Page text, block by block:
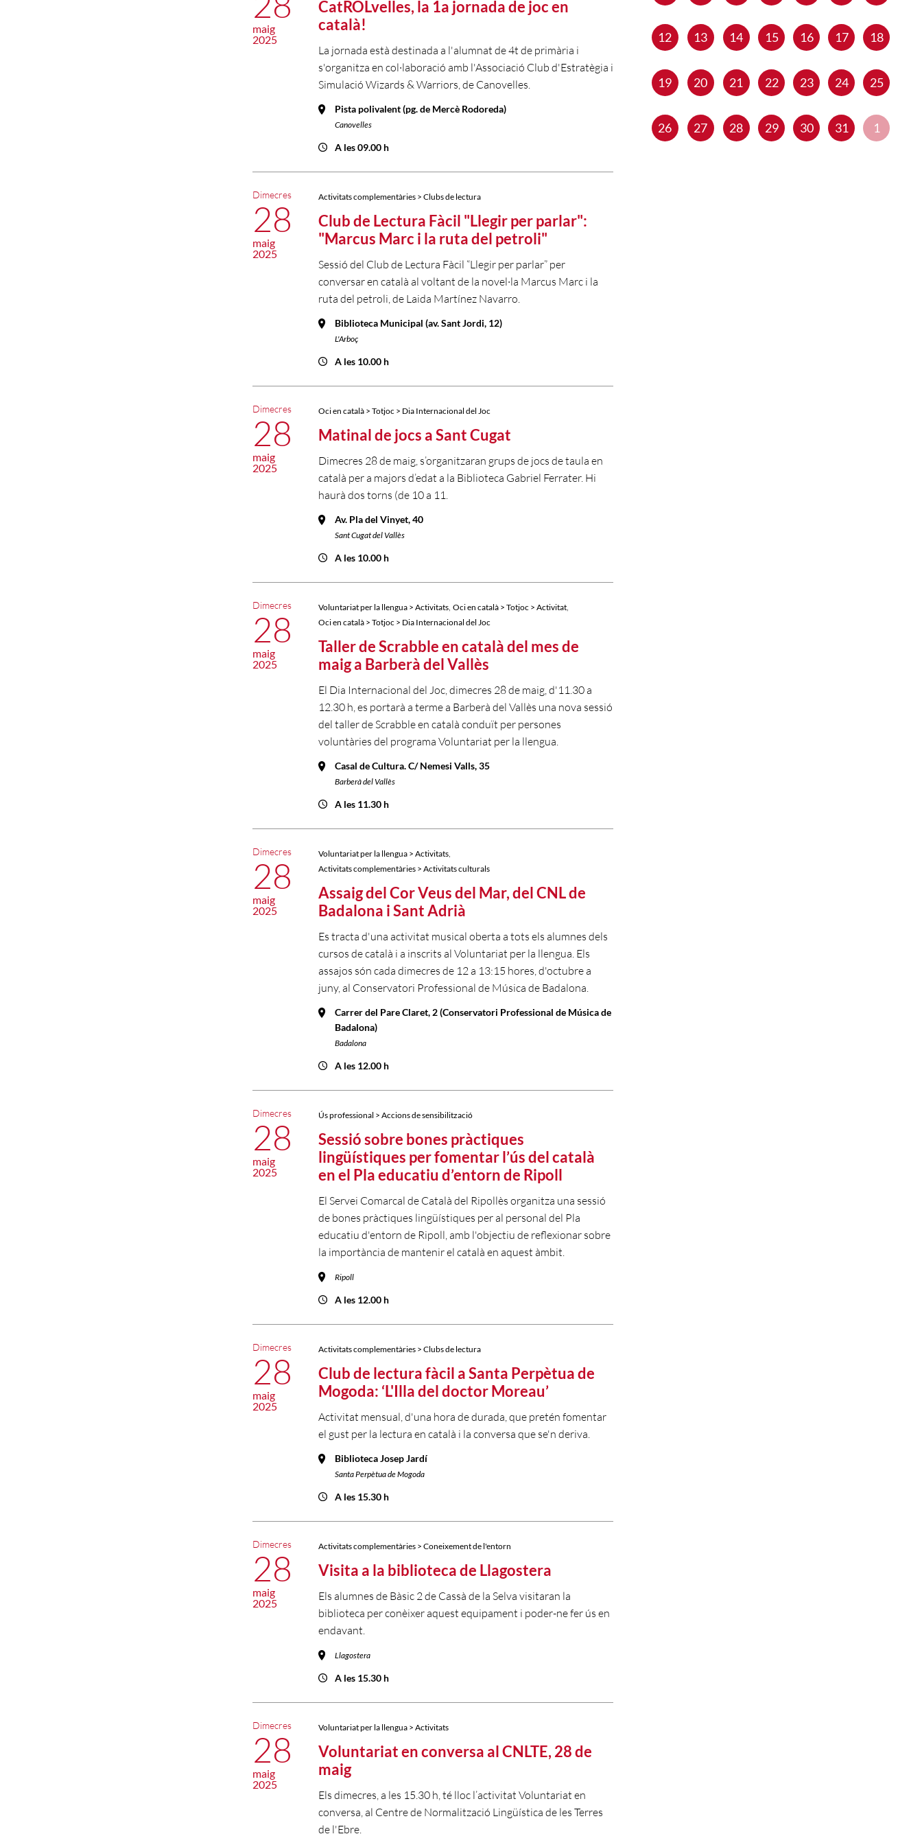
CatROLvelles, la 1a jornada de joc en
català!
La jornada està destinada a l'alumnat de 4t de primària i
s'organitza en col·laboració amb l'Associació Club d'Estratègia i
Simulació Wizards & Warriors, de Canovelles.
Pista polivalent (pg. de Mercè Rodoreda)
Canovelles
A les 09.00 h
maig
2025
Activitats complementàries > Clubs de lectura
Club de Lectura Fàcil "Llegir per parlar":
"Marcus Marc i la ruta del petroli"
Sessió del Club de Lectura Fàcil “Llegir per parlar” per
conversar en català al voltant de la novel·la Marcus Marc i la
ruta del petroli, de Laida Martínez Navarro.
Biblioteca Municipal (av. Sant Jordi, 12)
L'Arboç
A les 10.00 h
Dimecres
28
maig
2025
Oci en català > Totjoc > Dia Internacional del Joc
Matinal de jocs a Sant Cugat
Dimecres 28 de maig, s’organitzaran grups de jocs de taula en
català per a majors d’edat a la Biblioteca Gabriel Ferrater. Hi
haurà dos torns (de 10 a 11.
Av. Pla del Vinyet, 40
Sant Cugat del Vallès
A les 10.00 h
Dimecres
28
maig
2025
Voluntariat per la llengua > Activitats, Oci en català > Totjoc > Activitat,
Oci en català > Totjoc > Dia Internacional del Joc
Taller de Scrabble en català del mes de
maig a Barberà del Vallès
El Dia Internacional del Joc, dimecres 28 de maig, d'11.30 a
12.30 h, es portarà a terme a Barberà del Vallès una nova sessió
del taller de Scrabble en català conduït per persones
voluntàries del programa Voluntariat per la llengua.
Casal de Cultura. C/ Nemesi Valls, 35
Barberà del Vallès
A les 11.30 h
Dimecres
28
maig
2025
Voluntariat per la llengua > Activitats,
Activitats complementàries > Activitats culturals
Assaig del Cor Veus del Mar, del CNL de
Badalona i Sant Adrià
Es tracta d'una activitat musical oberta a tots els alumnes dels
cursos de català i a inscrits al Voluntariat per la llengua. Els
assajos són cada dimecres de 12 a 13:15 hores, d'octubre a
juny, al Conservatori Professional de Música de Badalona.
Carrer del Pare Claret, 2 (Conservatori Professional de Música de
Badalona)
Badalona
A les 12.00 h
Dimecres
28
maig
2025
Ús professional > Accions de sensibilització
Sessió sobre bones pràctiques
lingüístiques per fomentar l’ús del català
en el Pla educatiu d’entorn de Ripoll
El Servei Comarcal de Català del Ripollès organitza una sessió
de bones pràctiques lingüístiques per al personal del Pla
educatiu d'entorn de Ripoll, amb l'objectiu de reflexionar sobre
la importància de mantenir el català en aquest àmbit.
Ripoll
A les 12.00 h
Dimecres
28
maig
2025
Activitats complementàries > Clubs de lectura
Club de lectura fàcil a Santa Perpètua de
Mogoda: ‘L'Illa del doctor Moreau’
Activitat mensual, d'una hora de durada, que pretén fomentar
el gust per la lectura en català i la conversa que se'n deriva.
Biblioteca Josep Jardí
Santa Perpètua de Mogoda
A les 15.30 h
Dimecres
28
maig
2025
Activitats complementàries > Coneixement de l'entorn
Visita a la biblioteca de Llagostera
Els alumnes de Bàsic 2 de Cassà de la Selva visitaran la
biblioteca per conèixer aquest equipament i poder-ne fer ús en
endavant.
Llagostera
A les 15.30 h
Dimecres
28
maig
2025
Voluntariat per la llengua > Activitats
Voluntariat en conversa al CNLTE, 28 de
maig
Els dimecres, a les 15.30 h, té lloc l’activitat Voluntariat en
conversa, al Centre de Normalització Lingüística de les Terres
de l'Ebre.
Dimecres
28
maig
2025
12 13 14 15 16 17 18
19 20 21 22 23 24 25
26 27 28 29 30 31 1